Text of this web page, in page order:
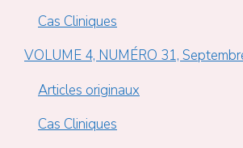
Cas Cliniques
VOLUME 4, NUMÉRO 31,
Articles originaux
Cas Cliniques